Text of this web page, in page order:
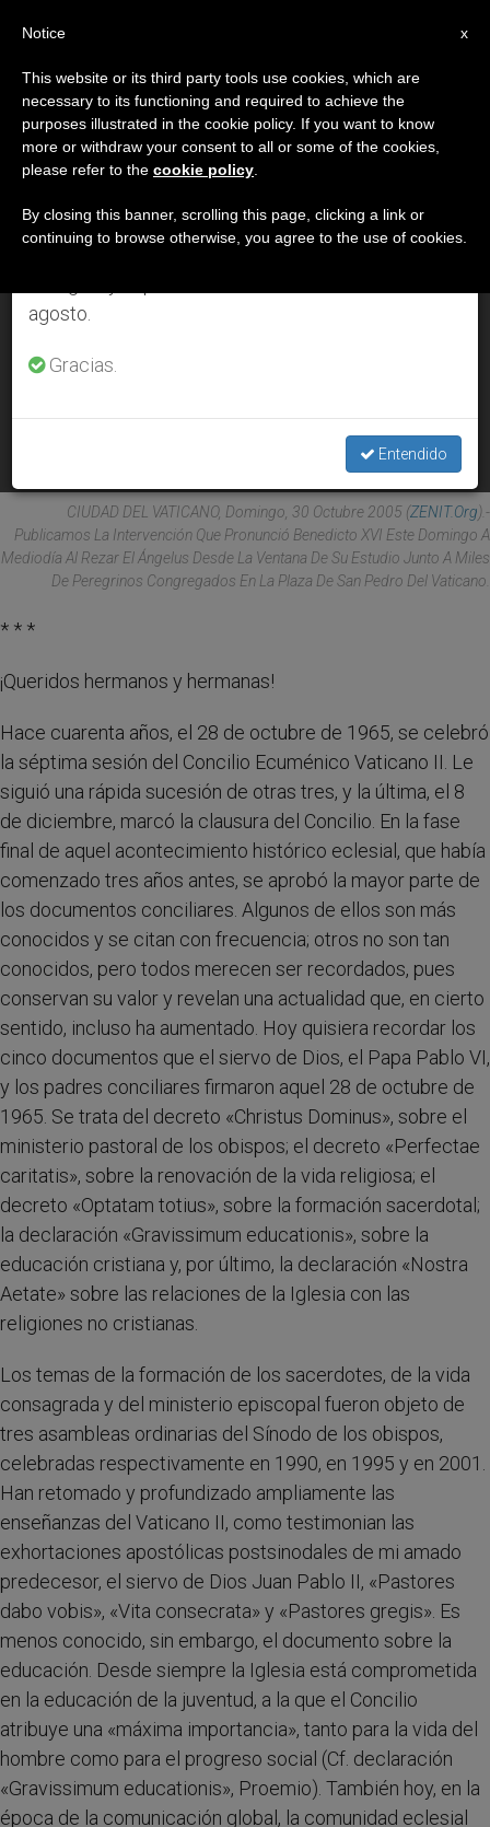
MES
Octubre, 2005
ÚLTIMAS NOTICIAS
Benedicto XVI recoge aspectos centrales de la herencia del
OCT 30, 2005 00:00
CIUDAD DEL VATICANO, Domingo, 30 Octubre 2005 (ZENIT.org).-
Publicamos La Intervención Que Pronunció Benedicto XVI Este Domingo A
Mediodía Al Rezar El Ángelus Desde La Ventana De Su Estudio Junto A Miles
De Peregrinos Congregados En La Plaza De San Pedro Del Vaticano.
* * *
¡Queridos hermanos y hermanas!
Hace cuarenta años, el 28 de octubre de 1965, se celebró
la séptima sesión del Concilio Ecuménico Vaticano II. Le
siguió una rápida sucesión de otras tres, y la última, el 8
de diciembre, marcó la clausura del Concilio. En la fase
final de aquel acontecimiento histórico eclesial, que había
comenzado tres años antes, se aprobó la mayor parte de
los documentos conciliares. Algunos de ellos son más
conocidos y se citan con frecuencia; otros no son tan
conocidos, pero todos merecen ser recordados, pues
conservan su valor y revelan una actualidad que, en cierto
sentido, incluso ha aumentado. Hoy quisiera recordar los
cinco documentos que el siervo de Dios, el Papa Pablo VI,
y los padres conciliares firmaron aquel 28 de octubre de
1965. Se trata del decreto «Christus Dominus», sobre el
ministerio pastoral de los obispos; el decreto «Perfectae
caritatis», sobre la renovación de la vida religiosa; el
decreto «Optatam totius», sobre la formación sacerdotal;
la declaración «Gravissimum educationis», sobre la
educación cristiana y, por último, la declaración «Nostra
Aetate» sobre las relaciones de la Iglesia con las
religiones no cristianas.
Los temas de la formación de los sacerdotes, de la vida
consagrada y del ministerio episcopal fueron objeto de
tres asambleas ordinarias del Sínodo de los obispos,
celebradas respectivamente en 1990, en 1995 y en 2001.
Han retomado y profundizado ampliamente las
enseñanzas del Vaticano II, como testimonian las
exhortaciones apostólicas postsinodales de mi amado
predecesor, el siervo de Dios Juan Pablo II, «Pastores
dabo vobis», «Vita consecrata» y «Pastores gregis». Es
menos conocido, sin embargo, el documento sobre la
educación. Desde siempre la Iglesia está comprometida
en la educación de la juventud, a la que el Concilio
atribuye una «máxima importancia», tanto para la vida del
hombre como para el progreso social (Cf. declaración
«Gravissimum educationis», Proemio). También hoy, en la
época de la comunicación global, la comunidad eclesial
×
Aviso importante
Del 27 de julio al 7 de agosto haremos la pausa
anual, aprovechando que en el periodo de verano
se generan menos informaciones y también el
agosto.
Gracias.
Entendido
x
Notice
This website or its third party tools use cookies, which are
necessary to its functioning and required to achieve the
purposes illustrated in the cookie policy. If you want to know
more or withdraw your consent to all or some of the cookies,
please refer to the cookie policy
By closing this banner, scrolling this page, clicking a link or
continuing to browse otherwise, you agree to the use of cookies.